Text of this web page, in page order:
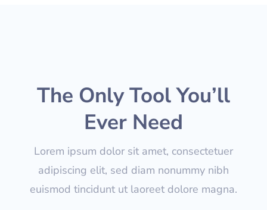
The Only Tool You’ll
Ever Need
Lorem ipsum dolor sit amet, consectetuer
adipiscing elit, sed diam nonummy nibh
euismod tincidunt ut laoreet dolore magna.